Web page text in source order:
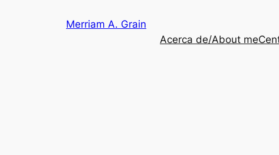
Merriam A. Grain
Acerca de/About me